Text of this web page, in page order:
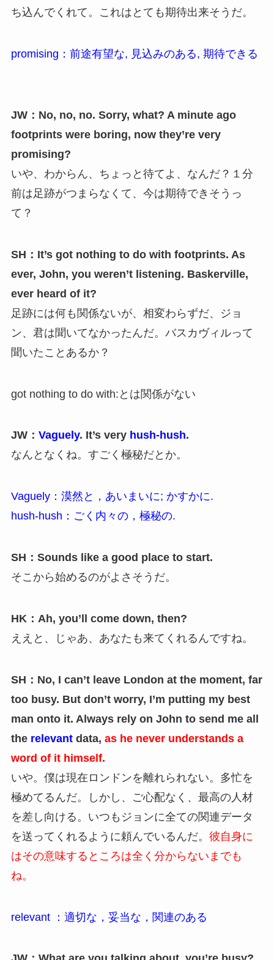
ち込んでくれて。これはとても期待出来そうだ。
promising：前途有望な, 見込みのある, 期待できる
JW：No, no, no. Sorry, what? A minute ago
footprints were boring, now they’re very
promising?
いや、わからん、ちょっと待てよ、なんだ？１分
前は足跡がつまらなくて、今は期待できそうっ
て？
SH：It’s got nothing to do with footprints. As
ever, John, you weren’t listening. Baskerville,
ever heard of it?
足跡には何も関係ないが、相変わらずだ、ジョ
ン、君は聞いてなかったんだ。バスカヴィルって
聞いたことあるか？
got nothing to do with:とは関係がない
JW： Vaguely. It’s very hush-hush.
なんとなくね。すごく極秘だとか。
Vaguely：漠然と，あいまいに; かすかに.
hush-hush：ごく内々の，極秘の.
SH：Sounds like a good place to start.
そこから始めるのがよさそうだ。
HK：Ah, you’ll come down, then?
ええと、じゃあ、あなたも来てくれるんですね。
SH：No, I can’t leave London at the moment, far
too busy. But don’t worry, I’m putting my best
man onto it. Always rely on John to send me all
the relevant data, as he never understands a
word of it himself.
いや。僕は現在ロンドンを離れられない。多忙を
極めてるんだ。しかし、ご心配なく、最高の人材
を差し向ける。いつもジョンに全ての関連データ
を送ってくれるように頼んでいるんだ。 彼自身に
はその意味するところは全く分からないまでも
ね。
relevant ：適切な，妥当な，関連のある